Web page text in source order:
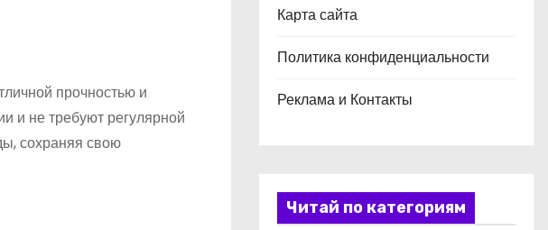
прочностью и
и не требуют регулярной
сохраняя свою
Карта сайта
Политика конфиденциальности
Реклама и Контакты
Читай по категориям